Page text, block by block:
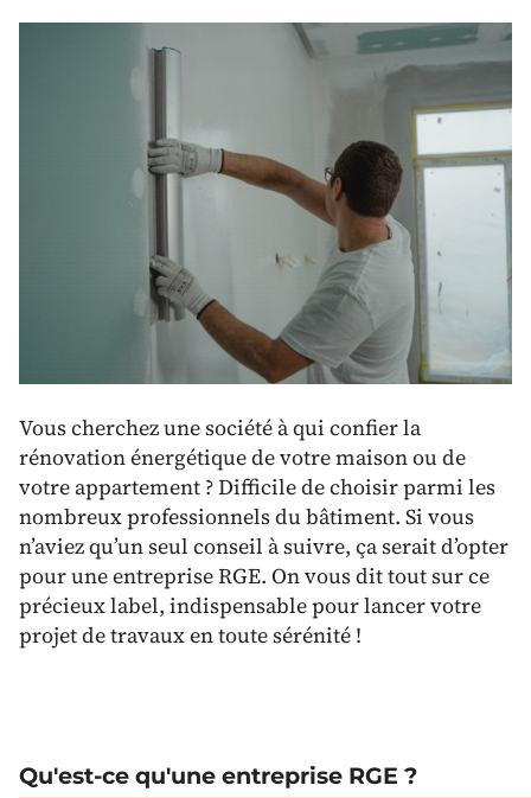
Vous cherchez une société à qui confier la
rénovation énergétique de votre maison ou de
votre appartement ? Difficile de choisir parmi les
nombreux professionnels du bâtiment. Si vous
n’aviez qu’un seul conseil à suivre, ça serait d’opter
pour une entreprise RGE. On vous dit tout sur ce
précieux label, indispensable pour lancer votre
projet de travaux en toute sérénité !
Qu'est-ce qu'une entreprise RGE ?